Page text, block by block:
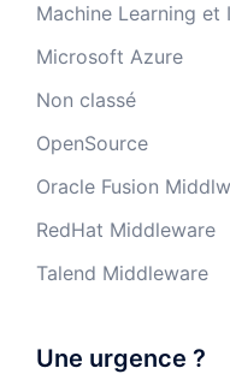
Machine Learning
Microsoft Azure
Non classé
OpenSource
Oracle Fusion
RedHat Middleware
Talend Middleware
Une urgence ?